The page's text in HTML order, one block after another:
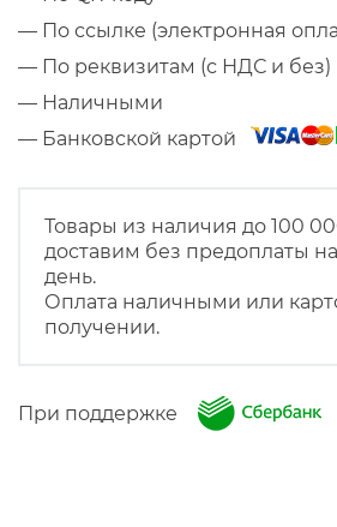
— По ссылке (электронная
— По реквизитам (с НДС и без)
— Наличными
— Банковской картой
Товары из наличия до 100
доставим без предоплаты
день.
Оплата наличными или
получении.
При поддержке